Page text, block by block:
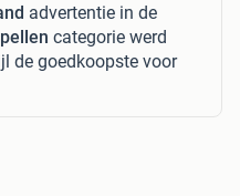
advertentie in de
categorie werd
de goedkoopste voor